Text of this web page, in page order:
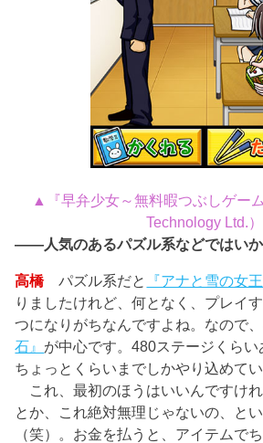
▲『早弁少女～無料暇つぶしゲー
Technology Ltd.）
――人気のあるパズル系などではいか
高橋パズル系だと 『アナと雪の女
りましたけれど、何となく、プレイ
つになりがちなんですよね。なので
石』 が中心です。480ステージくら
ちょっとくらいまでしかやり込めてい
これ、最初のほうはいいんですけ
とか、これ絶対無理じゃないの、と
（笑）。お金を払うと、アイテムで